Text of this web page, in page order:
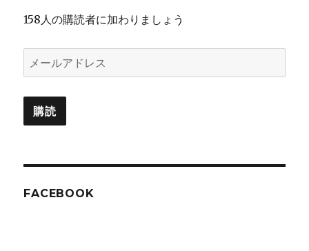
158人の購読者に加わりましょう
ー
ル
ア購読
FACEBOOK